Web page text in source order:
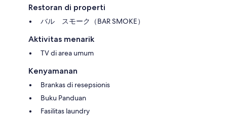
Restoran di properti
バル スモーク（BAR SMOKE）
Aktivitas menarik
TV di area umum
Kenyamanan
Brankas di resepsionis
Buku Panduan
Fasilitas laundry